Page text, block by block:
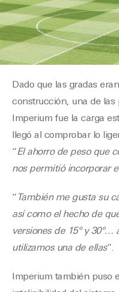
Dado que las gradas
construcción, una de
Imperium fue la carga
llegó al comprobar lo
“El ahorro de peso que
nos permitió incorporar
“ También me gusta su
así como el hecho de
versiones de 15° y 30°…
utilizamos una de ellas”.
Imperium también puso